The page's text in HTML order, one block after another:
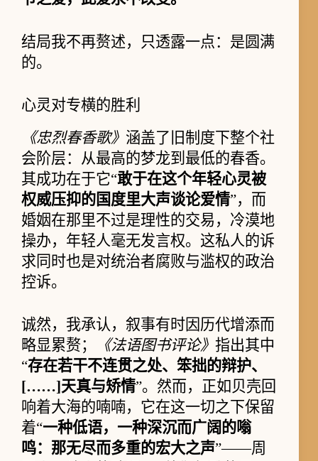
结局我不再赘述，只透露一点：是圆满
的。
心灵对专横的胜利
《忠烈春香歌》 涵盖了旧制度下整个社
会阶层：从最高的梦龙到最低的春香。
其成功在于它“敢于在这个年轻心灵被
权威压抑的国度里大声谈论爱情”，而
婚姻在那里不过是理性的交易，冷漠地
操办，年轻人毫无发言权。这私人的诉
求同时也是对统治者腐败与滥权的政治
控诉。
诚然，我承认，叙事有时因历代增添而
略显累赘；
《法语图书评论》 指出其中
“存在若干不连贯之处、笨拙的辩护、
[……]天真与矫情”。然而，正如贝壳回
响着大海的喃喃，它在这一切之下保留
着“一种低语，一种深沉而广阔的嗡
鸣：那无尽而多重的宏大之声”——周